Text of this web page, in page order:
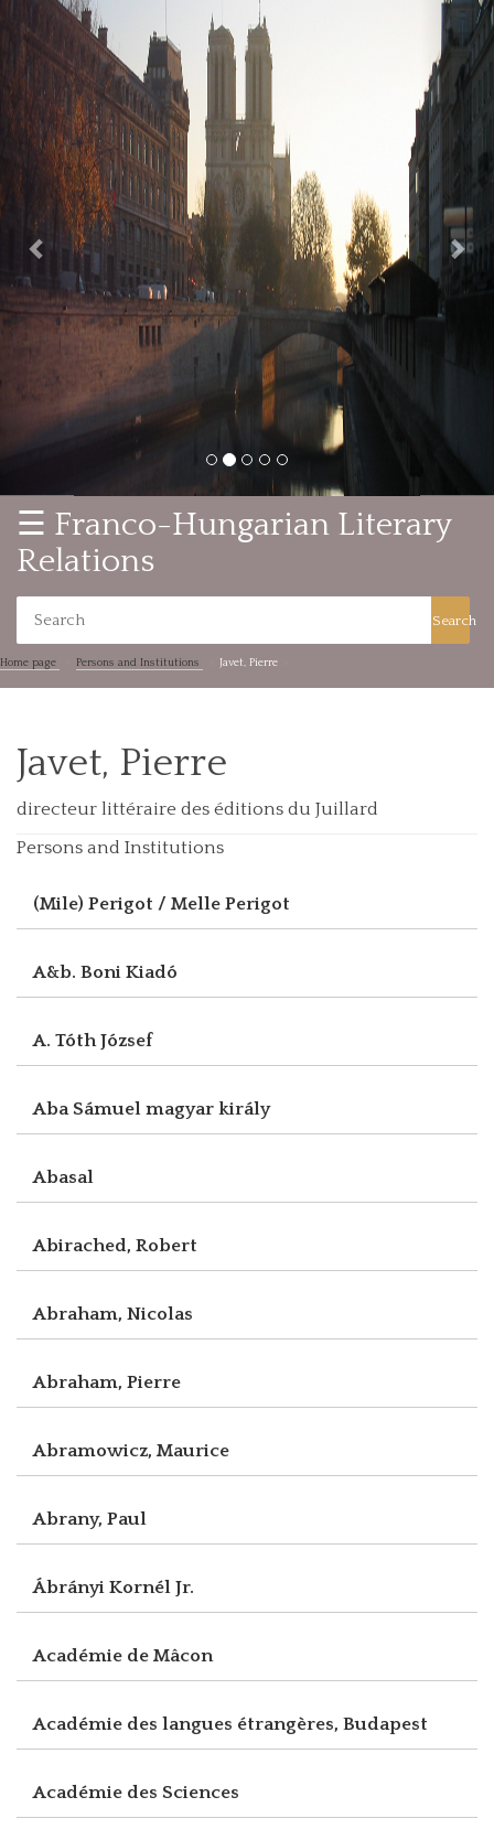
Previous
☰ Franco-Hungarian Literary
Relations
Search
Home page Persons and Institutions Javet, Pierre
Javet, Pierre
directeur littéraire des éditions du Juillard
Persons and Institutions
(Mile) Perigot / Melle Perigot
A&b. Boni Kiadó
A. Tóth József
Aba Sámuel magyar király
Abasal
Abirached, Robert
Abraham, Nicolas
Abraham, Pierre
Abramowicz, Maurice
Abrany, Paul
Ábrányi Kornél Jr.
Académie de Mâcon
Académie des langues étrangères, Budapest
Académie des Sciences